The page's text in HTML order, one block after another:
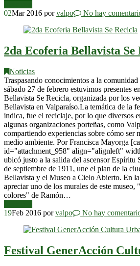
02Mar 2016 porvalpo No hay
2da Ecoferia Bellavista Se
Noticias
Traspasando conocimientos a la
sábado 27 de febrero estuvimos presentes
Bellavista Se Recicla, organizada por los
Bellavista en Valparaíso.La temática de la
indica, fue el reciclaje, por lo que diversos
algunas organizaciones porteñas, como
compartiendo experiencias sobre cómo ser
medio ambiente. Por Francisca Mayorga
id="attachment_958" align="alignleft"
ubicó justo a la salida del ascensor Espíritu
de septiembre de 1911, une el plan de la
Bellavista y el Museo a Cielo Abierto. En la
apreciar uno de los murales de este museo,
colores" de Ramón…
19Feb 2016 porvalpo No hay
Festival GenerAcción